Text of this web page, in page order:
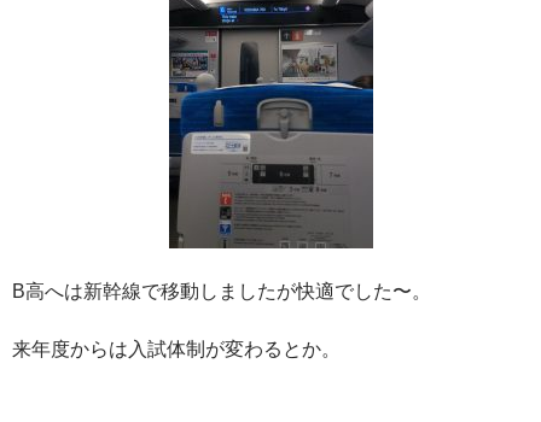
B高へは新幹線で移動しましたが快適でした〜。
来年度からは入試体制が変わるとか。